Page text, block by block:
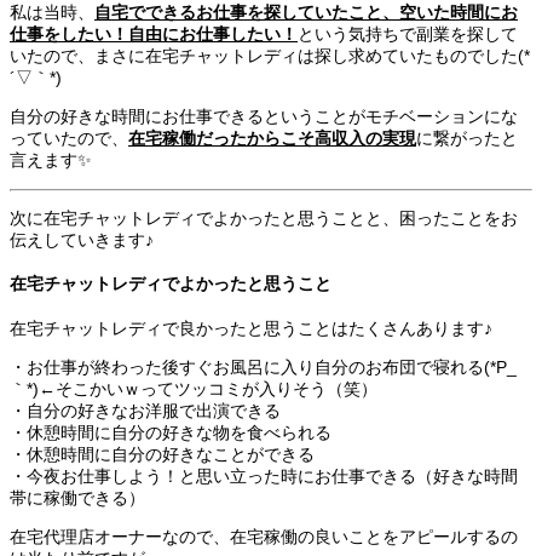
私は当時、
自宅でできるお仕事を探していたこと、空いた時間にお
仕事をしたい！自由にお仕事したい！ という気持ちで副業を探して
いたので、まさに在宅チャットレディは探し求めていたものでした(*
´▽｀*)
自分の好きな時間にお仕事できるということがモチベーションにな
っていたので、 在宅稼働だったからこそ高収入の実現に繋がったと
言えます✨
次に在宅チャットレディでよかったと思うことと、困ったことをお
伝えしていきます♪
在宅チャットレディでよかったと思うこと
在宅チャットレディで良かったと思うことはたくさんあります♪
・お仕事が終わった後すぐお風呂に入り自分のお布団で寝れる(*P_
｀*)←そこかいｗってツッコミが入りそう（笑）
・自分の好きなお洋服で出演できる
・休憩時間に自分の好きな物を食べられる
・休憩時間に自分の好きなことができる
・今夜お仕事しよう！と思い立った時にお仕事できる（好きな時間
帯に稼働できる）
在宅代理店オーナーなので、在宅稼働の良いことをアピールするの